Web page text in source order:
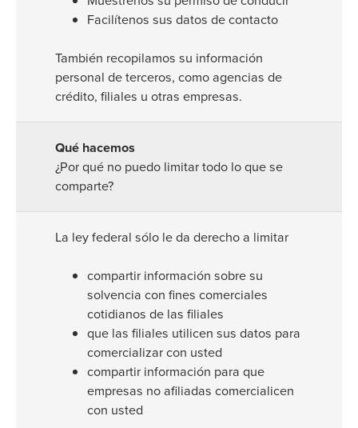
Facilítenos sus datos de contacto
También recopilamos su información
personal de terceros, como agencias de
crédito, filiales u otras empresas.
¿Por qué no puedo limitar todo lo que se
comparte?
La ley federal sólo le da derecho a limitar
compartir información sobre su
solvencia con fines comerciales
cotidianos de las filiales
que las filiales utilicen sus datos para
comercializar con usted
compartir información para que
empresas no afiliadas comercialicen
con usted